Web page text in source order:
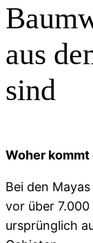
aus
sind
Woher
Bei den
vor über
ursprünglich